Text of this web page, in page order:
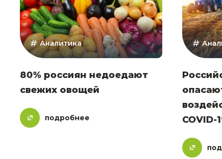
Аналитика
80% россиян недоедают
свежих овощей
подробнее
COVID-